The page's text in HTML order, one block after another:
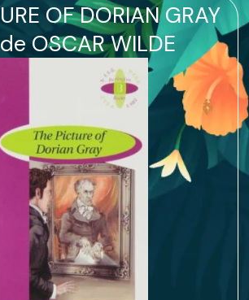
OF DORIAN GRAY
OSCAR WILDE